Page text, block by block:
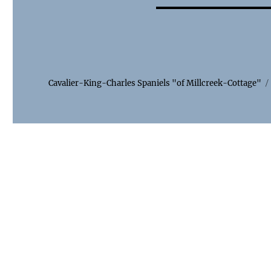
Cavalier-King-Charles Spaniels "of Millcreek-Cottage"